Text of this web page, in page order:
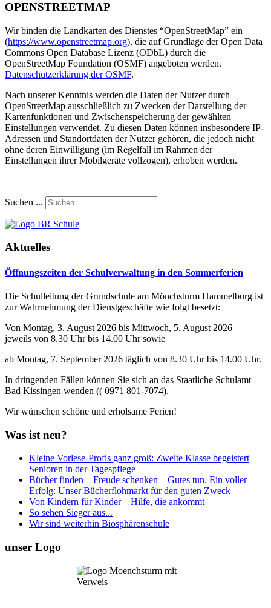
OPENSTREETMAP
Wir binden die Landkarten des Dienstes “OpenStreetMap” ein
(https://www.openstreetmap.org), die auf Grundlage der Open Data
Commons Open Database Lizenz (ODbL) durch die
OpenStreetMap Foundation (OSMF) angeboten werden.
Datenschutzerklärung der OSMF.
Nach unserer Kenntnis werden die Daten der Nutzer durch
OpenStreetMap ausschließlich zu Zwecken der Darstellung der
Kartenfunktionen und Zwischenspeicherung der gewählten
Einstellungen verwendet. Zu diesen Daten können insbesondere IP-
Adressen und Standortdaten der Nutzer gehören, die jedoch nicht
ohne deren Einwilligung (im Regelfall im Rahmen der
Einstellungen ihrer Mobilgeräte vollzogen), erhoben werden.
Suchen ...
Aktuelles
Öffnungszeiten der Schulverwaltung in den Sommerferien
Die Schulleitung der Grundschule am Mönchsturm Hammelburg ist
zur Wahrnehmung der Dienstgeschäfte wie folgt besetzt:
Von Montag, 3. August 2026 bis Mittwoch, 5. August 2026
jeweils von 8.30 Uhr bis 14.00 Uhr sowie
ab Montag, 7. September 2026 täglich von 8.30 Uhr bis 14.00 Uhr.
In dringenden Fällen können Sie sich an das Staatliche Schulamt
Bad Kissingen wenden (( 0971 801-7074).
Wir wünschen schöne und erholsame Ferien!
Was ist neu?
Kleine Vorlese-Profis ganz groß: Zweite Klasse begeistert
Senioren in der Tagespflege
Bücher finden – Freude schenken – Gutes tun. Ein voller
Erfolg: Unser Bücherflohmarkt für den guten Zweck
Von Kindern für Kinder – Hilfe, die ankommt
So sehen Sieger aus...
Wir sind weiterhin Biosphärenschule
unser Logo